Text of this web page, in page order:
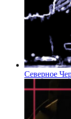
Северное